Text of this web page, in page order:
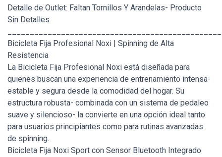
Detalle de Outlet: Faltan Tornillos Y Arandelas- Producto
Sin Detalles
Bicicleta Fija Profesional Noxi | Spinning de Alta
Resistencia
La Bicicleta Fija Profesional Noxi está diseñada para
quienes buscan una experiencia de entrenamiento intensa-
estable y segura desde la comodidad del hogar. Su
estructura robusta- combinada con un sistema de pedaleo
suave y silencioso- la convierte en una opción ideal tanto
para usuarios principiantes como para rutinas avanzadas
de spinning.
Bicicleta Fija Noxi Sport con Sensor Bluetooth Integrado